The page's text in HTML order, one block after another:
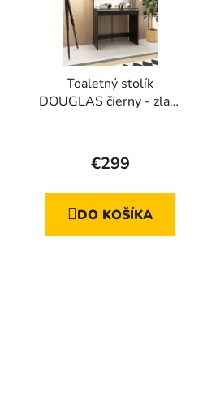
Toaletný stolík
DOUGLAS čierny - zlatý
€299
DO KOŠÍKA